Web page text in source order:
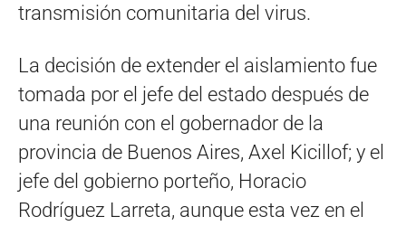
transmisión comunitaria del virus.
La decisión de extender el aislamiento fue
tomada por el jefe del estado después de
una reunión con el gobernador de la
provincia de Buenos Aires, Axel Kicillof; y el
jefe del gobierno porteño, Horacio
Rodríguez Larreta, aunque esta vez en el